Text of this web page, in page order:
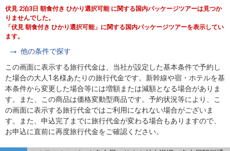
伏見 2泊3日 朝食付き ひかり選択可能 に関する国内パッケージツアーは見つか
りませんでした。
「伏見 朝食付き ひかり選択可能」に関する国内パッケージツアーを表示してい
ます。
他の条件で探す
この画面に表示する旅行代金は、当社が設定した基本条件で予約し
た場合の大人1名様あたりの旅行代金です。新幹線や宿・ホテルを基
本条件から変更した場合等には増額または減額となる場合がありま
す。また、この商品は価格変動型商品です。予約状況等により、こ
の画面に表示する旅行代金ではご利用になれない場合がございま
す。また、申込完了までに旅行代金が変わる場合もありますので、
お申込に直前に再度旅行代金をご確認ください。